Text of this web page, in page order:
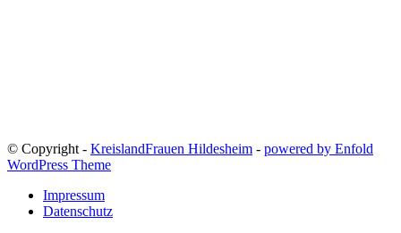
© Copyright - KreislandFrauen Hildesheim - powered by Enfold
WordPress Theme
Impressum
Datenschutz